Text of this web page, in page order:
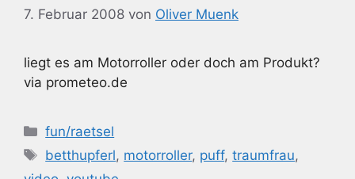
7. Februar 2008 von Oliver Muenk
liegt es am Motorroller oder doch am Produkt?
via prometeo.de
Kategorien
fun/raetsel
Schlagwörter
betthupferl, motorroller, puff,traumfrau,